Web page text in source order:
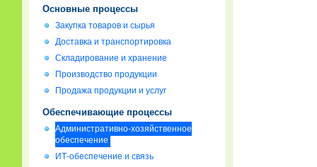
Основные процессы
Закупка товаров и сырья
Доставка и транспортировка
Складирование и хранение
Производство продукции
Продажа продукции и услуг
Обеспечивающие процессы
Административно-хозяйственное
обеспечение
ИТ-обеспечение и связь